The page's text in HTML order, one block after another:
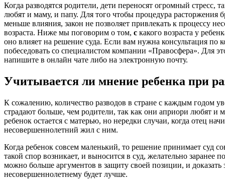
Когда разводятся родители, дети переносят огромный стресс,
любят и маму, и папу. Для того чтобы процедура расторжения
меньше влияния, закон не позволяет привлекать к процессу
возраста. Ниже мы поговорим о том, с какого возраста у
оно влияет на решение суда. Если вам нужна консультация по
побеседовать со специалистом компании «Правосфера». Для
напишите в онлайн чате либо на электронную почту.
Учитывается ли мнение ребенка при
К сожалению, количество разводов в стране с каждым годом
страдают больше, чем родители, так как они априори любят и
ребенок остается с матерью, но нередки случаи, когда отец
несовершеннолетний жил с ним.
Когда ребенок совсем маленький, то решение принимает суд
такой спор возникает, и выносится в суд, желательно заранее
можно больше аргументов в защиту своей позиции, и доказать
несовершеннолетнему будет лучше.